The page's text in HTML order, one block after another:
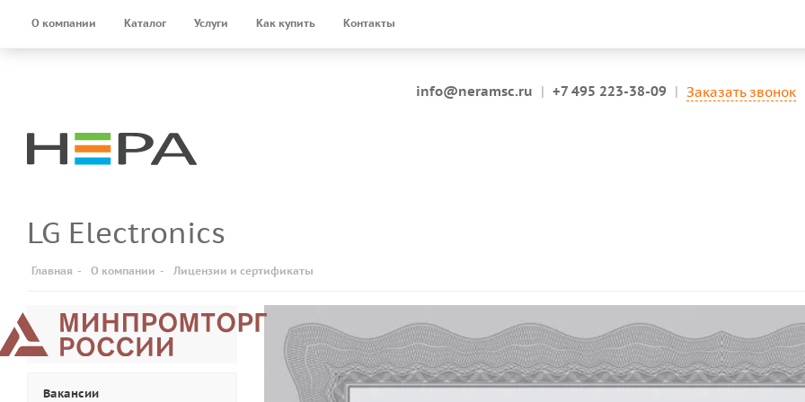
О компании Каталог Услуги Как купить Контакты
info@neramsc.ru | +7 495 223-38-09 | Заказать звонок
LG Electronics
Главная - О компании - Лицензии и сертификаты
Вакансии